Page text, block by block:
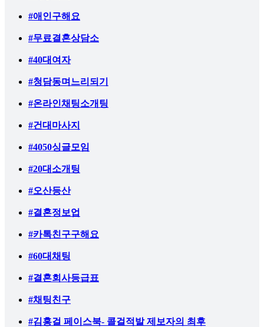
#애인구해요
#무료결혼상담소
#40대여자
#청담동며느리되기
#온라인채팅소개팅
#건대마사지
#4050싱글모임
#20대소개팅
#오산등산
#결혼정보업
#카톡친구구해요
#60대채팅
#결혼회사등급표
#채팅친구
#김홍걸 페이스북- 콜걸적발 제보자의 최후